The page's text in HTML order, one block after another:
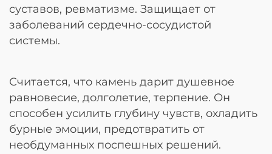
суставов, ревматизме. Защищает от
заболеваний сердечно-сосудистой
системы.
Считается, что камень дарит душевное
равновесие, долголетие, терпение. Он
способен усилить глубину чувств, охладить
бурные эмоции, предотвратить от
необдуманных поспешных решений.